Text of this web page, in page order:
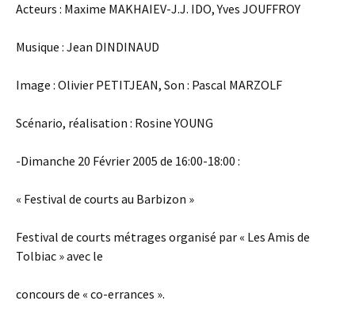
Acteurs : Maxime MAKHAIEV-J.J. IDO, Yves JOUFFROY
Musique : Jean DINDINAUD
Image : Olivier PETITJEAN, Son : Pascal MARZOLF
Scénario, réalisation : Rosine YOUNG
-Dimanche 20 Février 2005 de 16:00-18:00 :
« Festival de courts au Barbizon »
Festival de courts métrages organisé par « Les Amis de
Tolbiac » avec le
concours de « co-errances ».